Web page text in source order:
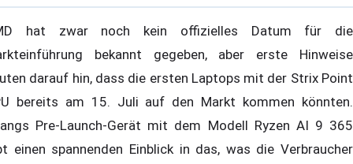
hat zwar noch kein offizielles Datum für die
bekannt gegeben, aber erste Hinweise
darauf hin, dass die ersten Laptops mit der Strix Point
bereits am 15. Juli auf den Markt kommen könnten.
Pre-Launch-Gerät mit dem Modell Ryzen AI 9 365
einen spannenden Einblick in das, was die Verbraucher